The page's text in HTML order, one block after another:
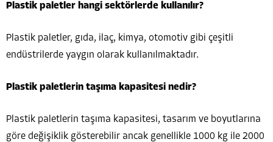
Plastik paletler hangi sektörlerde kullanılır?
Plastik paletler, gıda, ilaç, kimya, otomotiv gibi çeşitli
endüstrilerde yaygın olarak kullanılmaktadır.
Plastik paletlerin taşıma kapasitesi nedir?
Plastik paletlerin taşıma kapasitesi, tasarım ve boyutlarına
göre değişiklik gösterebilir ancak genellikle 1000 kg ile 2000